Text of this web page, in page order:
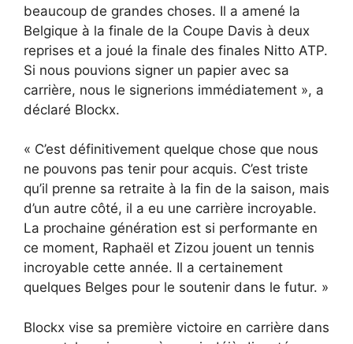
beaucoup de grandes choses. Il a amené la
Belgique à la finale de la Coupe Davis à deux
reprises et a joué la finale des finales Nitto ATP.
Si nous pouvions signer un papier avec sa
carrière, nous le signerions immédiatement », a
déclaré Blockx.
« C’est définitivement quelque chose que nous
ne pouvons pas tenir pour acquis. C’est triste
qu’il prenne sa retraite à la fin de la saison, mais
d’un autre côté, il a eu une carrière incroyable.
La prochaine génération est si performante en
ce moment, Raphaël et Zizou jouent un tennis
incroyable cette année. Il a certainement
quelques Belges pour le soutenir dans le futur. »
Blockx vise sa première victoire en carrière dans